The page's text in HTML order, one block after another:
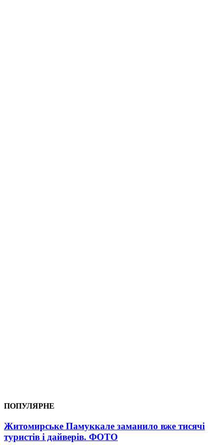
ПОПУЛЯРНЕ
Житомирське Памуккале заманило вже тисячі
туристів і дайверів. ФОТО